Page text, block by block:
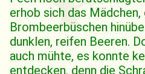
erhob sich das Mädchen,
Brombeerbüschen
dunklen, reifen Beeren.
auch mühte, es konnte
entdecken, denn die